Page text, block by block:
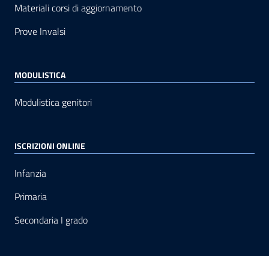
Materiali corsi di aggiornamento
Prove Invalsi
MODULISTICA
Modulistica genitori
ISCRIZIONI ONLINE
Infanzia
Primaria
Secondaria I grado